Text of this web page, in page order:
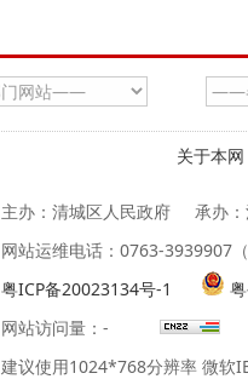
关于本网
主办：清城区人民政府
承办
网站运维电话：0763-3939907
粤ICP备20023134号-1
网站访问量： -
建议使用1024*768分辨率 微软